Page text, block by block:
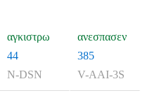
αγκιστρω
44
N-DSN
ανεσπασεν
385
V-AAI-3S